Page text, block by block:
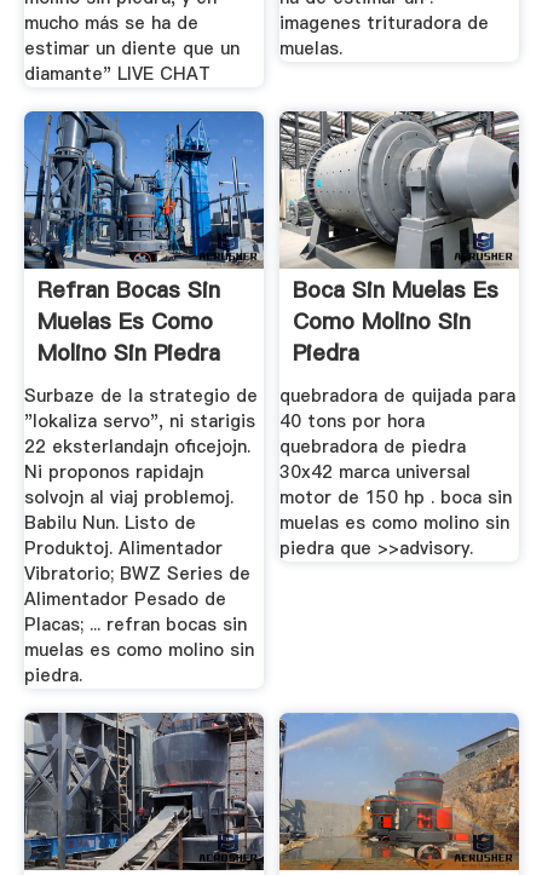
mucho más se ha de
estimar un diente que un
diamante" LIVE CHAT
imagenes trituradora de
muelas.
Refran Bocas Sin
Muelas Es Como
Molino Sin Piedra
Surbaze de la strategio de
"lokaliza servo", ni starigis
22 eksterlandajn oficejojn.
Ni proponos rapidajn
solvojn al viaj problemoj.
Babilu Nun. Listo de
Produktoj. Alimentador
Vibratorio; BWZ Series de
Alimentador Pesado de
Placas; ... refran bocas sin
muelas es como molino sin
piedra.
Boca Sin Muelas Es
Como Molino Sin
Piedra
quebradora de quijada para
40 tons por hora
quebradora de piedra
30x42 marca universal
motor de 150 hp . boca sin
muelas es como molino sin
piedra que >>advisory.